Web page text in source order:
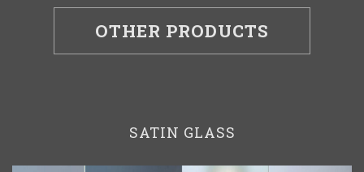
OTHER PRODUCTS
SATIN GLASS